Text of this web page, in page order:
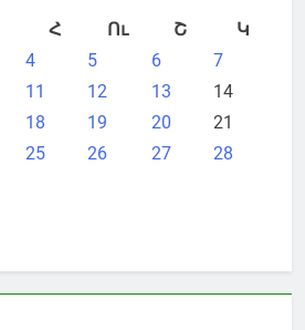
Հ Ու Շ
Կ
4 5 6
7
11 12 13
14
18 19 20
21
25 26 27
28